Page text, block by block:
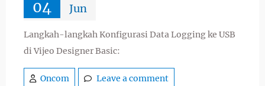
04 Jun
Langkah-langkah Konfigurasi Data Logging ke USB
di Vijeo Designer Basic:
Oncom Leave a comment